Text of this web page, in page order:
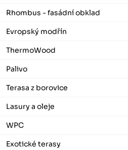
Rhombus - fasádní obklad
Evropský modřín
ThermoWood
Palivo
Terasa z borovice
Lasury a oleje
WPC
Exotické terasy